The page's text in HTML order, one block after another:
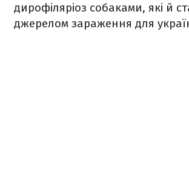
дирофіляріоз собаками, які й
джерелом зараження для